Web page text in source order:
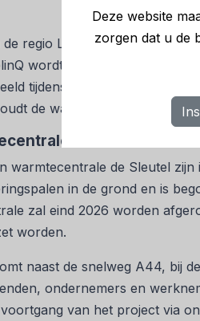
Deze website
zorgen dat u de
regio Leiden zal ongeveer
wordt aangevoerd. Op de
tijdens koude winterdagen
de warmtecentrale de
eind 2026
warmtecentrale de Sleutel
in de grond en is
zal eind 2026 worden
worden.
naast de snelweg A44, bij
ondernemers en
van het project via